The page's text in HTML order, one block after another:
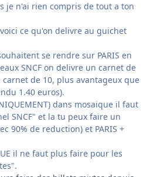
je n'ai rien compris de tout a ton
voici ce qu'on delivre au guichet
se rendre sur PARIS en
SNCF on delivre un carnet de
carnet de 10, plus avantageux que
1.40 euros).
dans mosaique il faut
SNCF" et la tu peux faire un
90% de reduction) et PARIS +
il ne faut plus faire pour les